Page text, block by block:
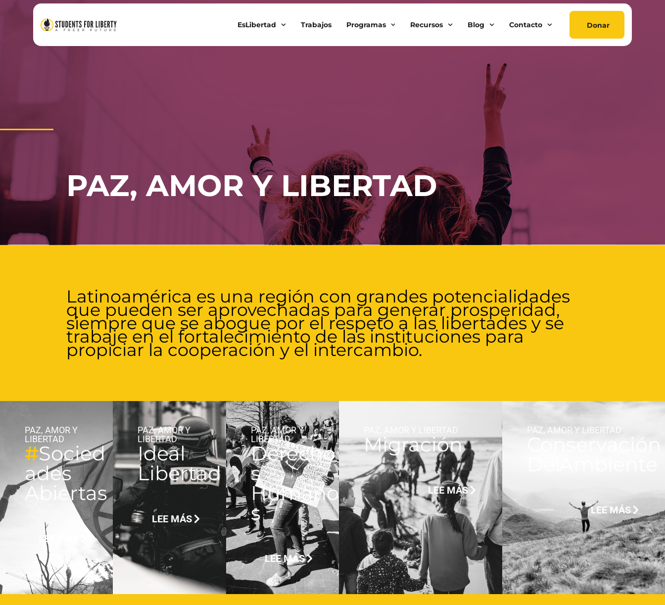
EsLibertad Trabajos Programas Recursos Blog Contacto Donar
PAZ, AMOR Y LIBERTAD
Latinoamérica es una región con grandes potencialidades
que pueden ser aprovechadas para generar prosperidad,
siempre que se abogue por el respeto a las libertades y se
trabaje en el fortalecimiento de las instituciones para
propiciar la cooperación y el intercambio.
PAZ, AMOR Y
LIBERTAD
#Socied
ades
Abiertas
LEE MÁS
PAZ, AMOR Y
LIBERTAD
Ideal
Libertad
LEE MÁS
PAZ, AMOR Y
LIBERTAD
Derecho
s
Humano
s
LEE MÁS
PAZ, AMOR Y LIBERTAD
Migración
LEE MÁS
PAZ, AMOR Y LIBERTAD
Conservación
LEE MÁS